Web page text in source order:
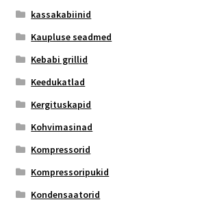
kassakabiinid
Kaupluse seadmed
Kebabi grillid
Keedukatlad
Kergituskapid
Kohvimasinad
Kompressorid
Kompressoripukid
Kondensaatorid